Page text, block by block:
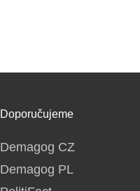
Doporučujeme
Demagog CZ
Demagog PL